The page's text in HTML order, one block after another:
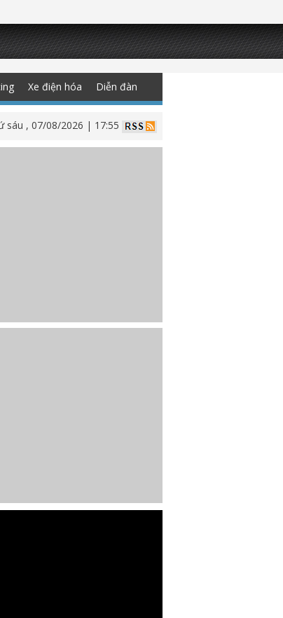
Xe điện hóa Diễn đàn
sáu , 07/08/2026 | 17:55